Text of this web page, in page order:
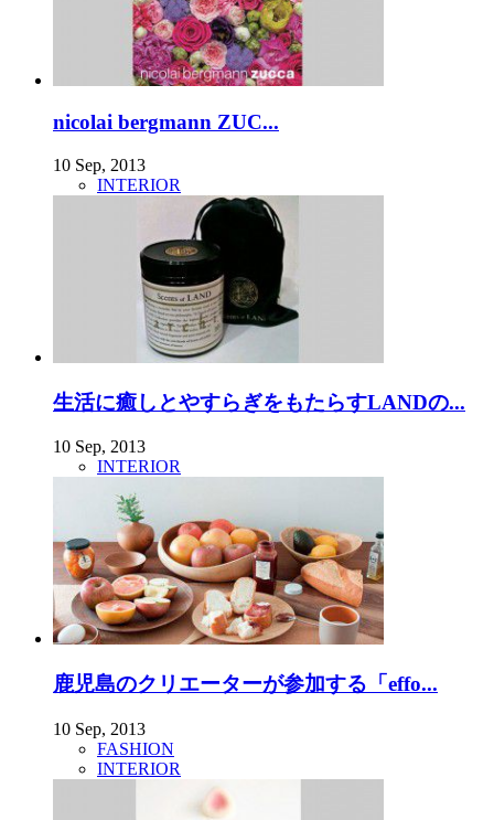
nicolai bergmann ZUC...
10 Sep, 2013
INTERIOR
生活に癒しとやすらぎをもたらすLANDの...
10 Sep, 2013
INTERIOR
鹿児島のクリエーターが参加する「effo...
10 Sep, 2013
FASHION
INTERIOR